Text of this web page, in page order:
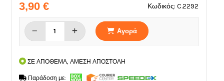
Κωδικός: C.2292
3,90 €
Αγορά
ΣΕ ΑΠΟΘΕΜΑ, ΑΜΕΣΗ ΑΠΟΣΤΟΛΗ
Παράδοση με: